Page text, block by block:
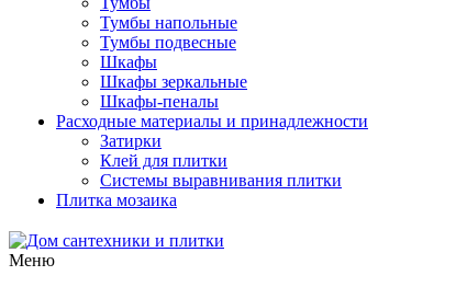
Тумбы напольные
Тумбы подвесные
Шкафы
Шкафы зеркальные
Шкафы-пеналы
Расходные материалы и принадлежности
Затирки
Клей для плитки
Системы выравнивания плитки
Плитка мозаика
Меню